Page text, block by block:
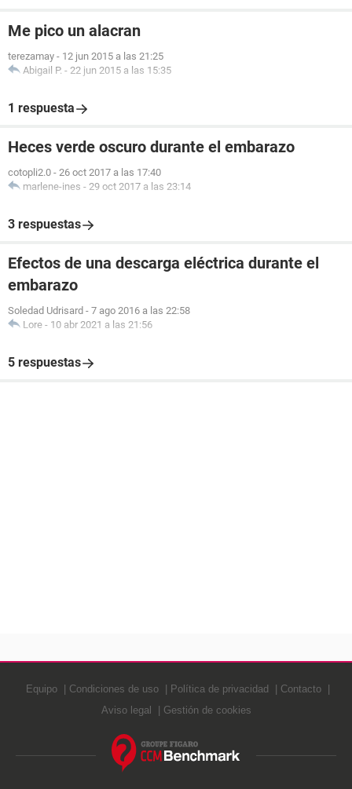
Me pico un alacran
terezamay - 12 jun 2015 a las 21:25
Abigail P. - 22 jun 2015 a las 15:35
1 respuesta
Heces verde oscuro durante el embarazo
cotopli2.0 - 26 oct 2017 a las 17:40
marlene-ines - 29 oct 2017 a las 23:14
3 respuestas
Efectos de una descarga eléctrica durante el
embarazo
Soledad Udrisard - 7 ago 2016 a las 22:58
Lore - 10 abr 2021 a las 21:56
5 respuestas
Equipo Condiciones de uso Política de privacidad
Contacto
Aviso legal
Gestión de cookies